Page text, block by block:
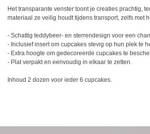
Het transparante venster toont je creaties prachtig,
materiaal ze veilig houdt tijdens transport, zelfs met
- Schattig teddybeer- en sterrendesign voor een
- Inclusief insert om cupcakes stevig op hun plek te
- Extra hoogte om gedecoreerde cupcakes te
- Plat verpakt en eenvoudig in elkaar te zetten.
Inhoud 2 dozen voor ieder 6 cupcakes.